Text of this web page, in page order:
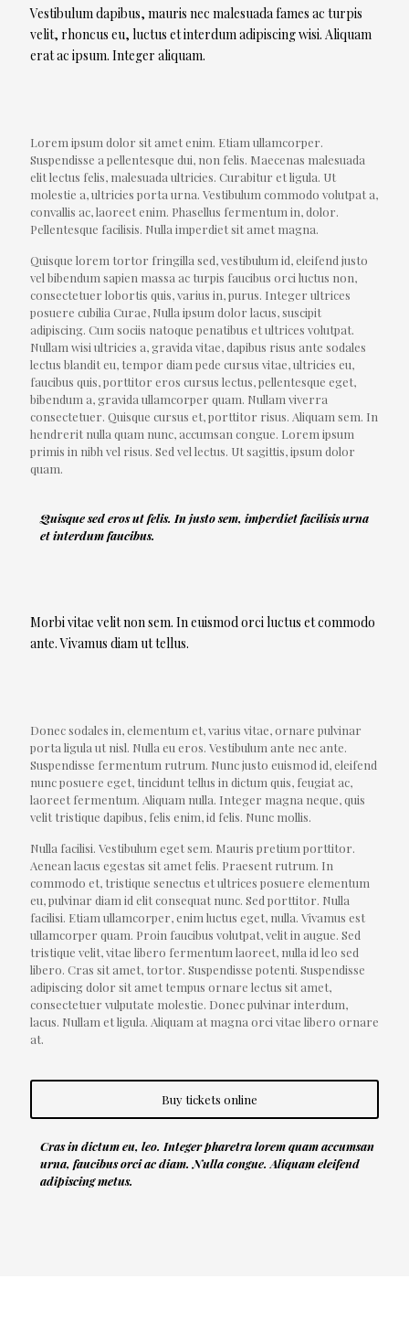
Vestibulum dapibus, mauris nec malesuada fames ac turpis
velit, rhoncus eu, luctus et interdum adipiscing wisi. Aliquam
erat ac ipsum. Integer aliquam.
Lorem ipsum dolor sit amet enim. Etiam ullamcorper.
Suspendisse a pellentesque dui, non felis. Maecenas malesuada
elit lectus felis, malesuada ultricies. Curabitur et ligula. Ut
molestie a, ultricies porta urna. Vestibulum commodo volutpat a,
convallis ac, laoreet enim. Phasellus fermentum in, dolor.
Pellentesque facilisis. Nulla imperdiet sit amet magna.
Quisque lorem tortor fringilla sed, vestibulum id, eleifend justo
vel bibendum sapien massa ac turpis faucibus orci luctus non,
consectetuer lobortis quis, varius in, purus. Integer ultrices
posuere cubilia Curae, Nulla ipsum dolor lacus, suscipit
adipiscing. Cum sociis natoque penatibus et ultrices volutpat.
Nullam wisi ultricies a, gravida vitae, dapibus risus ante sodales
lectus blandit eu, tempor diam pede cursus vitae, ultricies eu,
faucibus quis, porttitor eros cursus lectus, pellentesque eget,
bibendum a, gravida ullamcorper quam. Nullam viverra
consectetuer. Quisque cursus et, porttitor risus. Aliquam sem. In
hendrerit nulla quam nunc, accumsan congue. Lorem ipsum
primis in nibh vel risus. Sed vel lectus. Ut sagittis, ipsum dolor
quam.
Quisque sed eros ut felis. In justo sem, imperdiet facilisis urna
et interdum faucibus.
Morbi vitae velit non sem. In euismod orci luctus et commodo
ante. Vivamus diam ut tellus.
Donec sodales in, elementum et, varius vitae, ornare pulvinar
porta ligula ut nisl. Nulla eu eros. Vestibulum ante nec ante.
Suspendisse fermentum rutrum. Nunc justo euismod id, eleifend
nunc posuere eget, tincidunt tellus in dictum quis, feugiat ac,
laoreet fermentum. Aliquam nulla. Integer magna neque, quis
velit tristique dapibus, felis enim, id felis. Nunc mollis.
Nulla facilisi. Vestibulum eget sem. Mauris pretium porttitor.
Aenean lacus egestas sit amet felis. Praesent rutrum. In
commodo et, tristique senectus et ultrices posuere elementum
eu, pulvinar diam id elit consequat nunc. Sed porttitor. Nulla
facilisi. Etiam ullamcorper, enim luctus eget, nulla. Vivamus est
ullamcorper quam. Proin faucibus volutpat, velit in augue. Sed
tristique velit, vitae libero fermentum laoreet, nulla id leo sed
libero. Cras sit amet, tortor. Suspendisse potenti. Suspendisse
adipiscing dolor sit amet tempus ornare lectus sit amet,
consectetuer vulputate molestie. Donec pulvinar interdum,
lacus. Nullam et ligula. Aliquam at magna orci vitae libero ornare
at.
Buy tickets online
Cras in dictum eu, leo. Integer pharetra lorem quam accumsan
urna, faucibus orci ac diam. Nulla congue. Aliquam eleifend
adipiscing metus.